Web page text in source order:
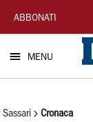
La
Nuova
Sardegna
ABBONATI
MENU
Sassari Cronaca